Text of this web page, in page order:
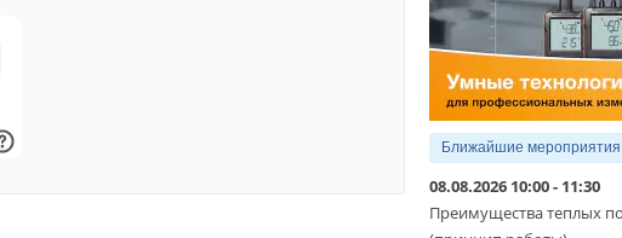
5
Серия
4
Ближайшие мероприятия
08.08.2026 10:00 - 11:30
Преимущества теплых